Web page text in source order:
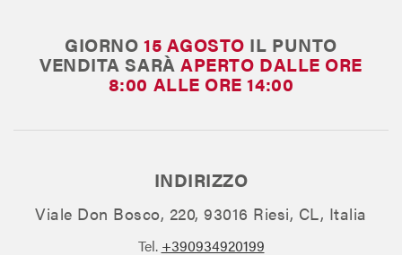
GIORNO 15 AGOSTO IL PUNTO
VENDITA SARÀAPERTO DALLE ORE
8:00 ALLE ORE 14:00
INDIRIZZO
Viale Don Bosco, 220, 93016 Riesi, CL, Italia
Tel. +390934920199